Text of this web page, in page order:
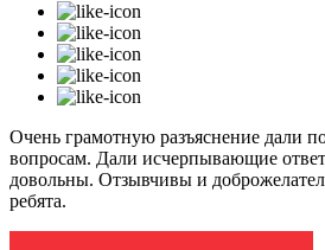
Очень грамотную разъяснение дали
вопросам. Дали исчерпывающие
довольны. Отзывчивы и
ребята.